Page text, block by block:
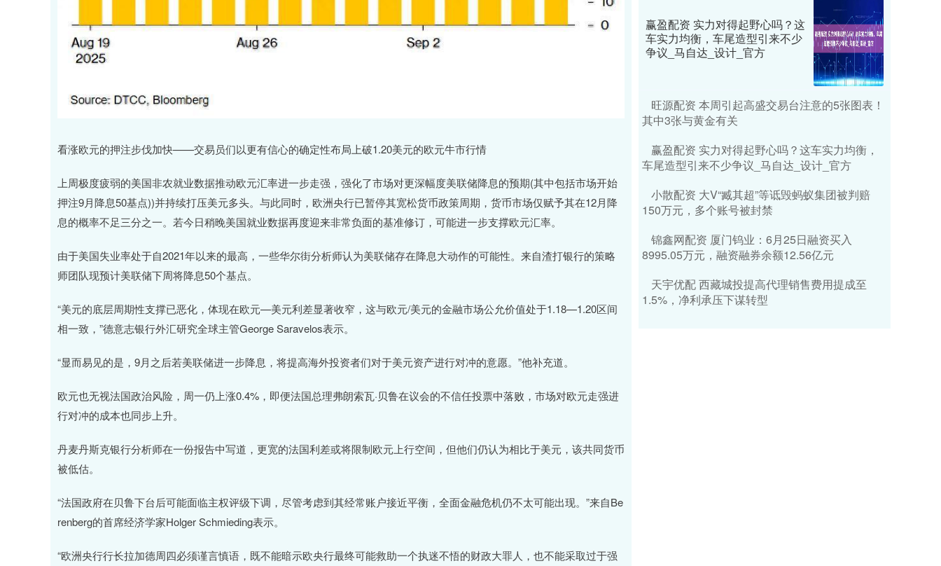
看涨欧元的押注步伐加快——交易员们以更有信心的确定性布局上破1.20美元的欧元牛市行情
上周极度疲弱的美国非农就业数据推动欧元汇率进一步走强，强化了市场对更深幅度美联储降息的预期(其中包括市场开始
押注9月降息50基点))并持续打压美元多头。与此同时，欧洲央行已暂停其宽松货币政策周期，货币市场仅赋予其在12月降
息的概率不足三分之一。若今日稍晚美国就业数据再度迎来非常负面的基准修订，可能进一步支撑欧元汇率。
由于美国失业率处于自2021年以来的最高，一些华尔街分析师认为美联储存在降息大动作的可能性。来自渣打银行的策略
师团队现预计美联储下周将降息50个基点。
“美元的底层周期性支撑已恶化，体现在欧元—美元利差显著收窄，这与欧元/美元的金融市场公允价值处于1.18—1.20区间
相一致，”德意志银行外汇研究全球主管George Saravelos表示。
“显而易见的是，9月之后若美联储进一步降息，将提高海外投资者们对于美元资产进行对冲的意愿。”他补充道。
欧元也无视法国政治风险，周一仍上涨0.4%，即便法国总理弗朗索瓦·贝鲁在议会的不信任投票中落败，市场对欧元走强进
行对冲的成本也同步上升。
丹麦丹斯克银行分析师在一份报告中写道，更宽的法国利差或将限制欧元上行空间，但他们仍认为相比于美元，该共同货币
被低估。
“法国政府在贝鲁下台后可能面临主权评级下调，尽管考虑到其经常账户接近平衡，全面金融危机仍不太可能出现。”来自Be
renberg的首席经济学家Holger Schmieding表示。
“欧洲央行行长拉加德周四必须谨言慎语，既不能暗示欧央行最终可能救助一个执迷不悟的财政大罪人，也不能采取过于强
赢盈配资 实力对得起野心吗？这
车实力均衡，车尾造型引来不少
争议_马自达_设计_官方
旺源配资 本周引起高盛交易台注意的5张图表！
其中3张与黄金有关
赢盈配资 实力对得起野心吗？这车实力均衡，
车尾造型引来不少争议_马自达_设计_官方
小散配资 大V“臧其超”等诋毁蚂蚁集团被判赔
150万元，多个账号被封禁
锦鑫网配资 厦门钨业：6月25日融资买入
8995.05万元，融资融券余额12.56亿元
天宇优配 西藏城投提高代理销售费用提成至
1.5%，净利承压下谋转型